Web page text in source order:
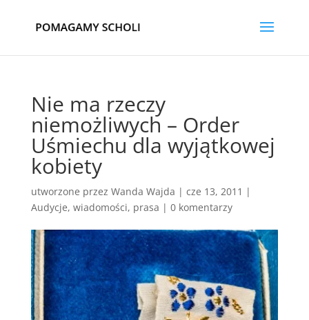
Nie ma rzeczy
niemożliwych – Order
Uśmiechu dla wyjątkowej
kobiety
utworzone przez Wanda Wajda | cze 13, 2011 |
Audycje, wiadomości, prasa | 0 komentarzy